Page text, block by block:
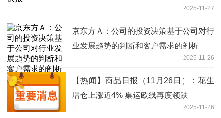
2025-11-27
京东方Ａ：公司的投资决策基于公司对行
业发展趋势的判断和客户需求的剖析
2025-11-26
【热闻】商品日报（11月26日）：花生
增仓上涨近4% 集运欧线再度领跌
2025-11-26